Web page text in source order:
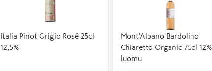
Italia Pinot Grigio Rosé 25cl
12,5%
Mont'Albano Bardolino
Chiaretto Organic 75cl 12%
luomu